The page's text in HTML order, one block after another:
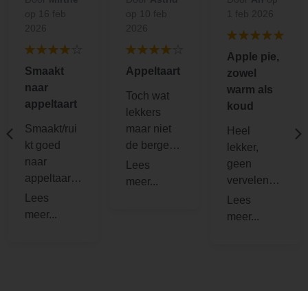
Smaakt
naar
appeltaart
Smaakt/rui
kt goed
naar
appeltaart,
maar ik
vind het
Appeltaart
Toch wat
lekkers
maar niet
de bergen
suikers van
de
Apple pie,
zowel
warm als
koud
Heel
lekker,
geen
vervelende
nasmaken
en zowel